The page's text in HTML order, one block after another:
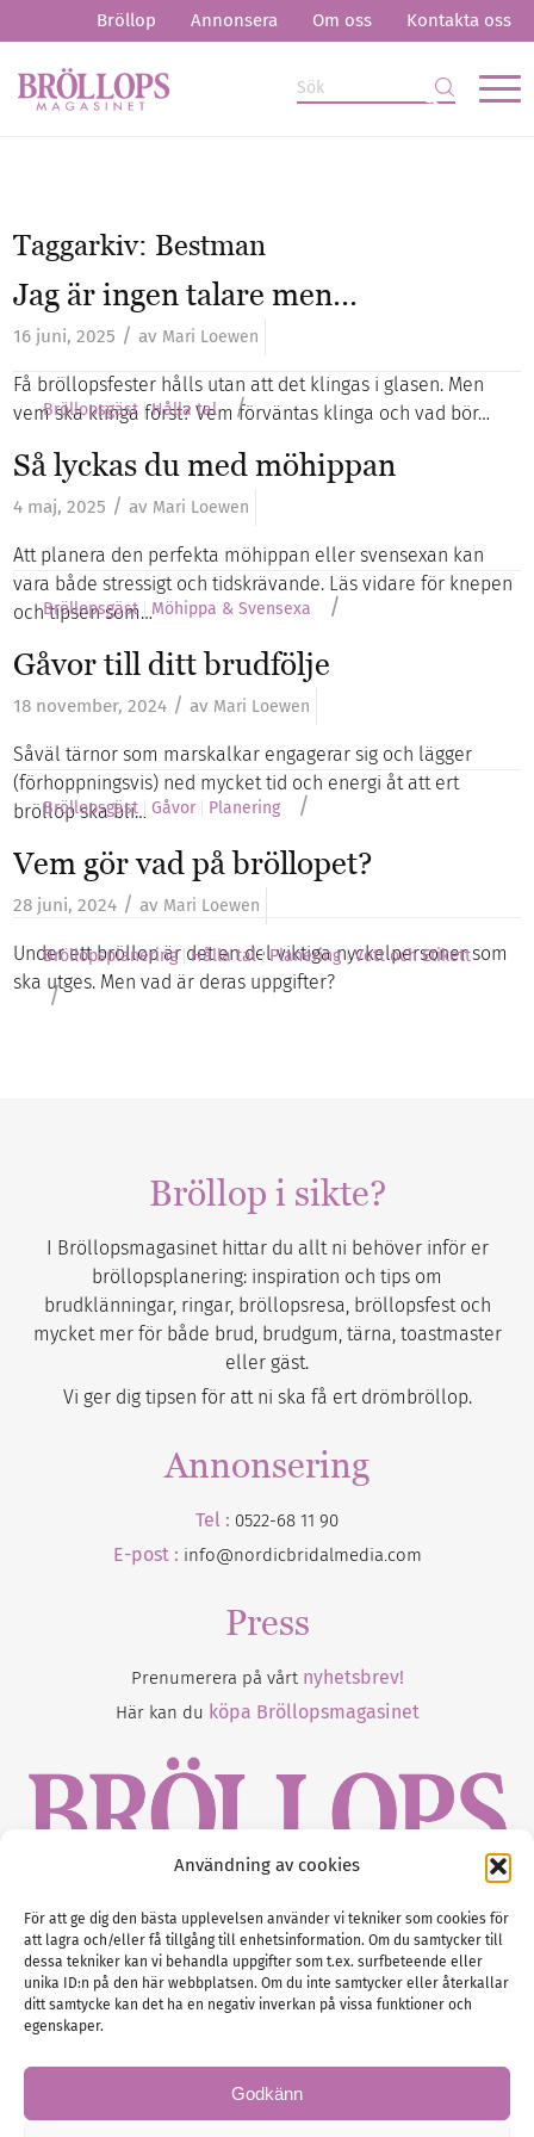
Användning av cookies
För att ge dig den bästa upplevelsen använder vi tekniker som cookies för
att lagra och/eller få tillgång till enhetsinformation. Om du samtycker till
dessa tekniker kan vi behandla uppgifter som t.ex. surfbeteende eller
unika ID:n på den här webbplatsen. Om du inte samtycker eller återkallar
ditt samtycke kan det ha en negativ inverkan på vissa funktioner och
egenskaper.
Godkänn
Bröllop Annonsera Om oss Kontakta oss
Taggarkiv: Bestman
Jag är ingen talare men…
16 juni, 2025 / av Mari Loewen
Få bröllopsfester hålls utan att det klingas i glasen. Men
vem ska klinga först? Vem förväntas klinga och vad bör…
Bröllopsgäst Hålla tal /
Så lyckas du med möhippan
4 maj, 2025 / av Mari Loewen
Att planera den perfekta möhippan eller svensexan kan
vara både stressigt och tidskrävande. Läs vidare för knepen
och tipsen som…
Bröllopsgäst Möhippa & Svensexa /
Gåvor till ditt brudfölje
18 november, 2024 / av Mari Loewen
Såväl tärnor som marskalkar engagerar sig och lägger
(förhoppningsvis) ned mycket tid och energi åt att ert
bröllop ska bli…
Bröllopsgäst Gåvor Planering /
Vem gör vad på bröllopet?
28 juni, 2024 / av Mari Loewen
Under ett bröllop är det en del viktiga nyckelpersoner som
ska utges. Men vad är deras uppgifter?
Bröllopsplanering Hålla tal Planering Vett och Etikett
/
Bröllop i sikte?
I Bröllopsmagasinet hittar du allt ni behöver inför er
bröllopsplanering: inspiration och tips om
brudklänningar, ringar, bröllopsresa, bröllopsfest och
mycket mer för både brud, brudgum, tärna, toastmaster
eller gäst.
Vi ger dig tipsen för att ni ska få ert drömbröllop.
Annonsering
Tel : 0522-68 11 90
E-post : info@nordicbridalmedia.com
Press
Prenumerera på vårt nyhetsbrev!
Här kan du köpa Bröllopsmagasinet
Gustaf Mattssons väg 2, 451 50 Uddevalla
Tel :0522-68 11 90
E-post:info@nordicbridalmedia.com